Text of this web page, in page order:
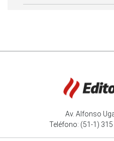
Av. Alfonso
Teléfono: (51-1)